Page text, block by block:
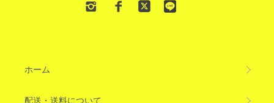
ホーム
配送・送料について